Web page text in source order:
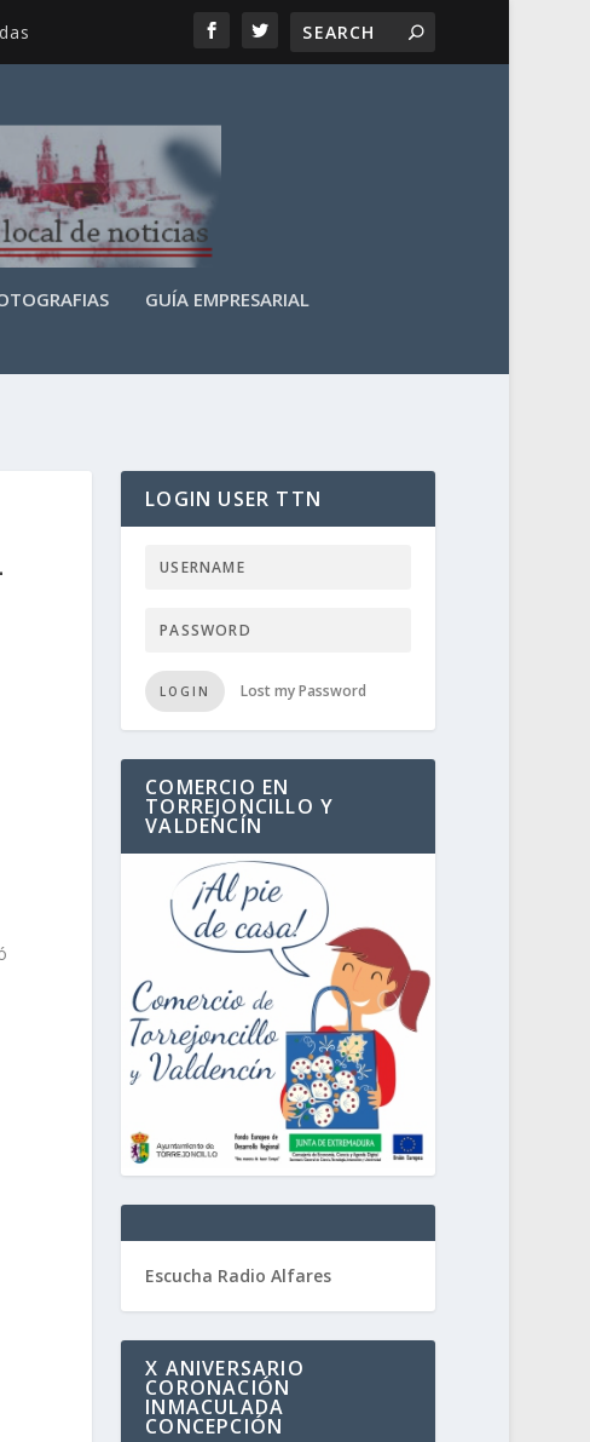
GUÍA EMPRESARIAL
LOGIN USER TTN
LOGIN Lost my Password
COMERCIO EN
TORREJONCILLO Y
VALDENCÍN
Escucha Radio Alfares
X ANIVERSARIO
CORONACIÓN
INMACULADA
CONCEPCIÓN